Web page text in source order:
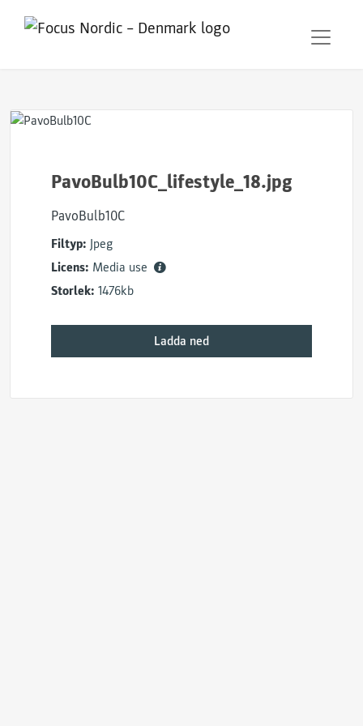
PavoBulb10C_lifestyle_18.jpg
PavoBulb10C
Filtyp: Jpeg
Licens: Media use
Storlek: 1476kb
Ladda ned